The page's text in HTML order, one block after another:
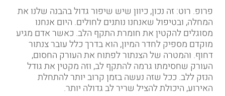
פרופ. רוט: זה נכון, כיוון שיש שיפור גדול בהבנה שלנו את
המחלה, ובטיפול שאנחנו נותנים לחולים. היום אנחנו
מסוגלים להקטין את חומרת התקף הלב. כאשר אדם מגיע
מוקדם מספיק לחדר המיון, הוא בדרך כלל עובר צנתור
דחוף. והמטרה של הצנתור לפתוח את העורק החסום,
העורק שחסימתו גרמה להתקף לב, וזה מקטין את גודל
הנזק ללב. ככל שזה נעשה בזמן קרוב יותר להתחלת
האירוע, היכולת להציל שריר לב גדולה יותר.